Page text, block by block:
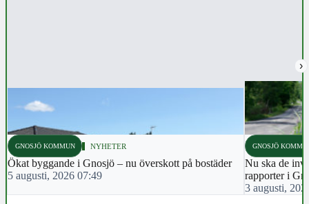
›
GNOSJÖ KOMMUN NYHETER
Ökat byggande i Gnosjö – nu överskott på bostäder
5 augusti, 2026 07:49
GNOSJÖ
Nu ska de
rapporter i
3 augusti,